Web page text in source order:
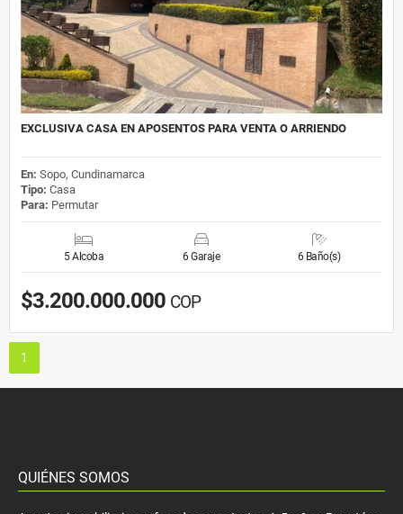
EXCLUSIVA CASA EN APOSENTOS PARA VENTA O ARRIENDO
En: Sopo, Cundinamarca
Tipo: Casa
Para: Permutar
5 Alcoba 6 Garaje 6 Baño(s)
$3.200.000.000 COP
1
QUIÉNES SOMOS